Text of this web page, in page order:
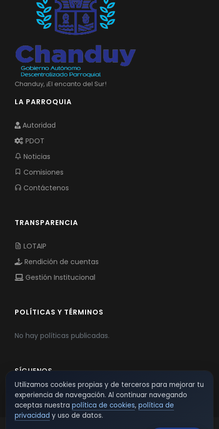
Chanduy, ¡El encanto del Sur!
LA PARROQUIA
Autoridad
PDOT
Noticias
Comisiones
Contáctenos
TRANSPARENCIA
LOTAIP
Rendición de cuentas
Gestión Institucional
POLÍTICAS Y TÉRMINOS
No hay políticas publicadas.
SÍGUENOS
Utilizamos cookies propias y de terceros para mejorar tu
experiencia de navegación. Al continuar navegando
aceptas nuestra política de cookies, política de
privacidad y uso de datos.